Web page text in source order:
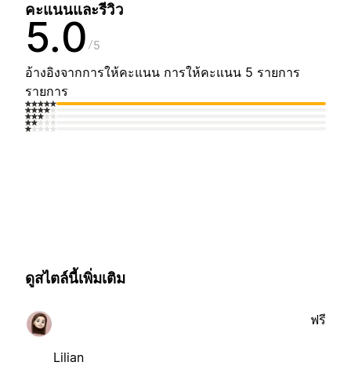
คะแนนและรีวิว
5.0 5
อ้างอิงจากการให้คะแนน การให้คะแนน 5 รายการ
รายการ
ดูสไตล์นี้เพิ่มเติม
Lilian
ฟรี